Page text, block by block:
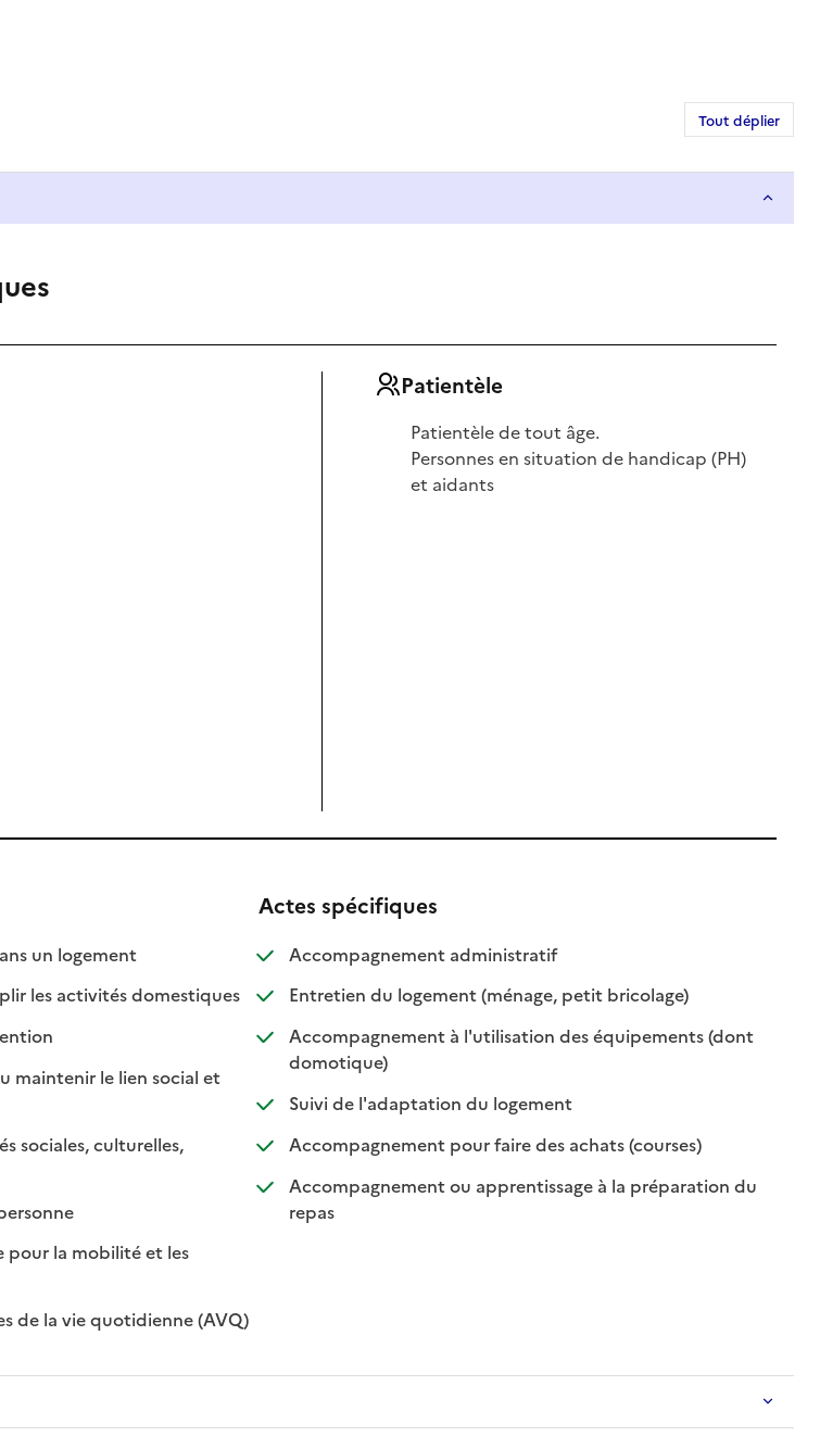
Tout déplier
Patientèle
Patientèle de tout âge.
Personnes en situation de handicap (PH)
et aidants
un logement: disponible
: non disponible
les activités domestiques: disponible
: non disponible
: disponible
: non disponible
maintenir le lien social et
sociales, culturelles,
: disponible
: non disponible
pour la mobilité et les
de la vie quotidienne (AVQ): disponible
: non disponible
Actes spécifiques
Accompagnement administratif: disponible
: non disponible
Entretien du logement (ménage, petit bricolage): disponible
: non disponible
Accompagnement à l'utilisation des équipements (dont
domotique): disponible
: non disponible
Suivi de l'adaptation du logement: disponible
: non disponible
Accompagnement pour faire des achats (courses): disponible
: non disponible
Accompagnement ou apprentissage à la préparation du
repas
: disponible
: non disponible